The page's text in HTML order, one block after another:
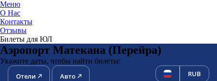
Меню
О Нас
Контакты
Отзывы
Билеты для ЮЛ
Аэропорт Матекана (Перейра)
Укажите даты, чтобы найти билеты:
Отели Авто RUB